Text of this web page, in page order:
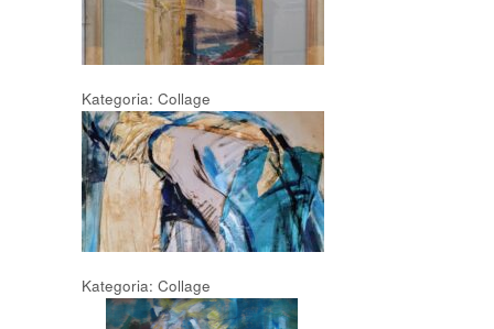
Kategoria: Collage
Kategoria: Collage